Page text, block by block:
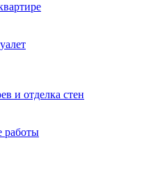
и отделка стен
работы